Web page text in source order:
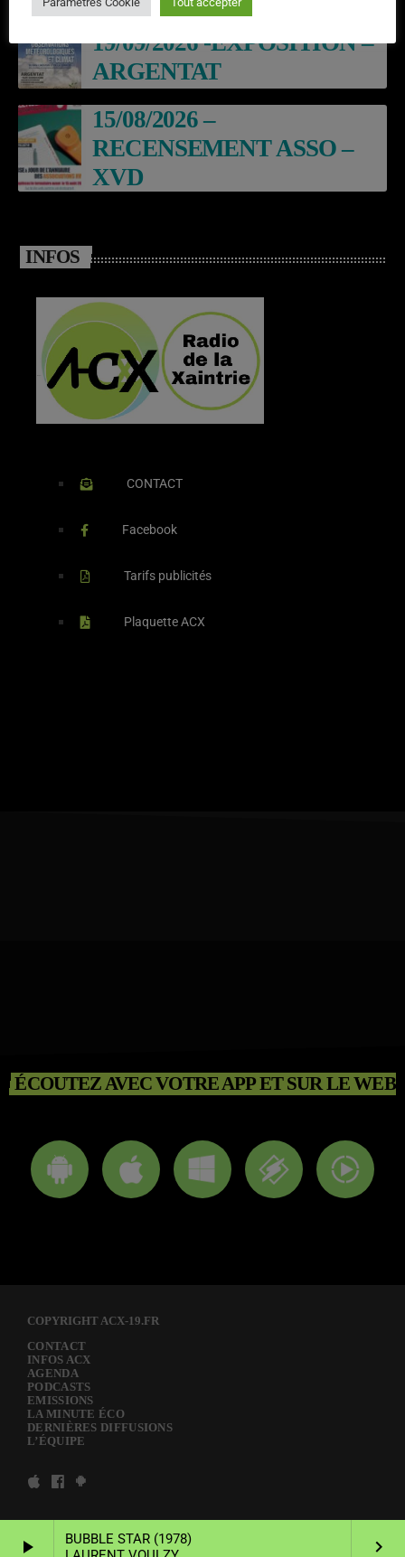
play_arrow
BUBBLE STAR (1978)
keyboard_arrow_right
19/09/2026 -EXPOSITION –
ARGENTAT
15/08/2026 –
RECENSEMENT ASSO –
XVD
INFOS
CONTACT
Facebook
Tarifs publicités
Plaquette ACX
ÉCOUTEZ AVEC VOTRE APP ET SUR LE WEB
COPYRIGHT ACX-19.FR
CONTACT
INFOS ACX
AGENDA
PODCASTS
EMISSIONS
LA MINUTE ÉCO
DERNIÈRES DIFFUSIONS
L’ÉQUIPE